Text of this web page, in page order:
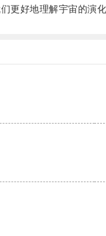
好地理解宇宙的演化